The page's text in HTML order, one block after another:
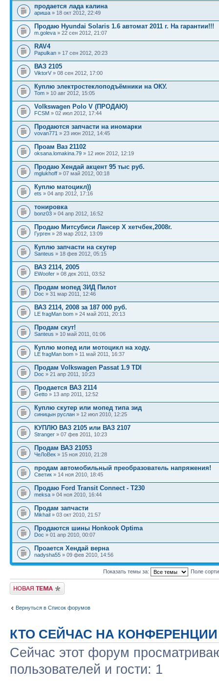
продается лада калина
ариша » 18 окт 2012, 22:49
Продаю Hyundai Solaris 1.6 автомат 2011 г. На гарантии!!!
m.goleva » 22 сен 2012, 21:07
RAV4
Papulkan » 17 сен 2012, 20:23
ВАЗ 2105
ViktorV » 08 сен 2012, 17:00
Куплю электростеклоподъёмники на ОКУ.
Tom » 10 авг 2012, 15:05
Volkswagen Polo V (ПРОДАЮ)
FCSM » 02 июл 2012, 17:44
Продаются запчасти на иномарки
vovan771 » 23 июн 2012, 14:45
Проам Ваз 21102
oksana.lomakina.79 » 12 июн 2012, 12:19
Продаю Хендай акцент 95 тыс руб.
mglukhoff » 07 май 2012, 00:18
Куплю матоцикл))
ets » 04 апр 2012, 17:16
тонировка
bonz03 » 04 апр 2012, 16:52
Продаю Митсубиси Лансер Х хетчбек,2008г.
Гурген » 28 мар 2012, 13:09
Куплю запчасти на скутер
Santeus » 18 фев 2012, 05:15
ВАЗ 2114, 2005
EWoofer » 08 дек 2011, 03:52
Продам мопед ЗИД Пилот
Doc » 31 мар 2011, 12:46
ВАЗ 2114, 2008 за 187 000 руб.
LE fragMan bom » 24 май 2011, 20:13
Продам скут!
Santeus » 10 май 2011, 01:06
Куплю мопед или мотоцикл на ходу.
LE fragMan bom » 11 май 2011, 16:37
Продам Volkswagen Passat 1.9 TDI
Doc » 21 апр 2011, 10:23
Продается ВАЗ 2114
Getto » 13 апр 2011, 12:52
Куплю скутер или мопед типа зид
синицын руслан » 12 июл 2010, 12:25
КУПЛЮ ВАЗ 2105 или ВАЗ 2107
Stranger » 07 фев 2011, 10:23
Продам ВАЗ 21053
ЧеЛоВек » 15 ноя 2010, 21:28
продам автомобильный преобразователь напряжения!
Светик » 14 ноя 2010, 18:45
Продаю Ford Transit Connect - T230
meksa » 04 ноя 2010, 16:44
Продам запчасти
Mikhail » 03 окт 2010, 21:57
Продаются шины Honkook Optima
Doc » 01 апр 2010, 00:07
Проается Хендай верна
nadysha55 » 09 фев 2010, 14:56
Показать темы за: Поле
Новая тема
Вернуться в Список форумов
КТО СЕЙЧАС НА КОНФЕРЕНЦИИ
Сейчас этот форум
пользователей и гости: 1